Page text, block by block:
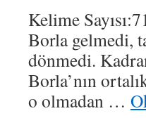
Kelime
Borla gelmedi,
dönmedi.
Borla’nın
o olmadan …